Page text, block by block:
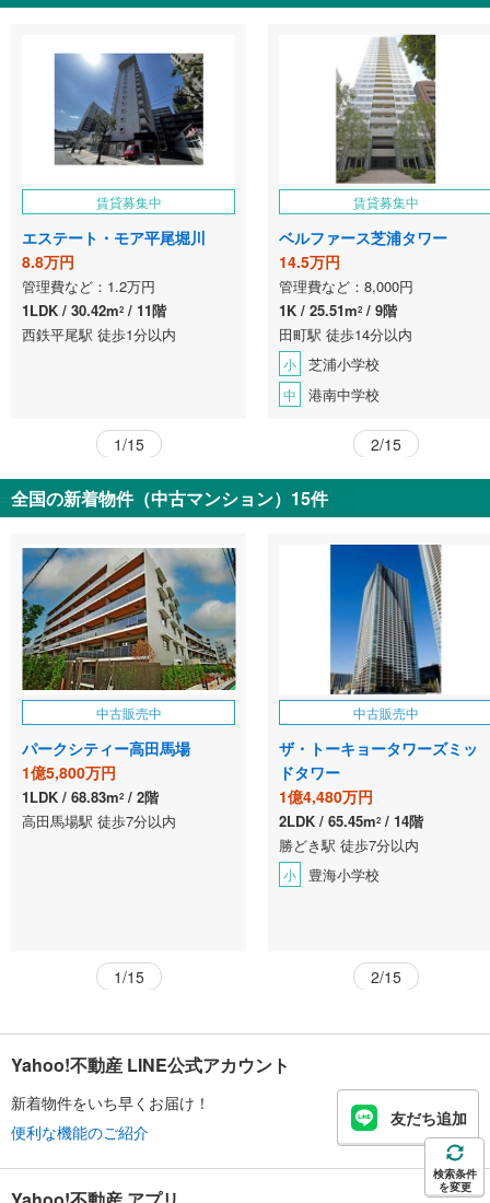
賃貸募集中
エステート・モア平尾堀川
8.8万円
管理費など：1.2万円
1LDK
30.42m2
11階
西鉄平尾駅 徒歩1分以内
1/15
賃貸募集中
ベルファース芝浦タワー
14.5万円
管理費など：8,000円
1K
25.51m2
9階
田町駅 徒歩14分以内
小 芝浦小学校
中 港南中学校
2/15
全国の新着物件（中古マンション）15件
中古販売中
パークシティー高田馬場
1億5,800万円
1LDK 68.83m2
2階
高田馬場駅 徒歩7分以内
1/15
中古販売中
ザ・トーキョータワーズミッ
ドタワー
1億4,480万円
2LDK 65.45m2
14階
勝どき駅 徒歩7分以内
小 豊海小学校
2/15
検索条件
を変更
Yahoo!不動産 LINE公式アカウント
新着物件をいち早くお届け！
便利な機能のご紹介
友だち追加